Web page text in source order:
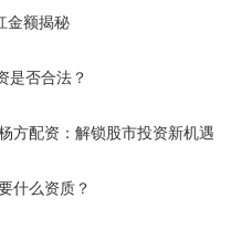
金额揭秘
是否合法？
方配资：解锁股市投资新机遇
什么资质？